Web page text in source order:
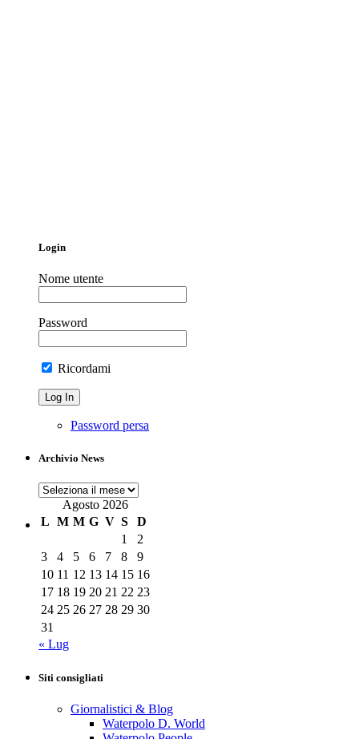
Login
Nome utente
Password
Ricordami
Password persa
Archivio News
Archivio
NewsAgosto 2026
L M M G V S
D
1
2
3
4 5 6 7 8
9
10 11 12 13 14 15 16
17 18 19 20 21 22 23
24 25 26 27 28 29 30
31
« Lug
Siti consigliati
Giornalistici & Blog
Waterpolo D. World